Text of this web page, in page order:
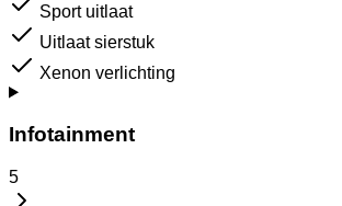
Sport uitlaat
Uitlaat sierstuk
Xenon verlichting
Infotainment
5